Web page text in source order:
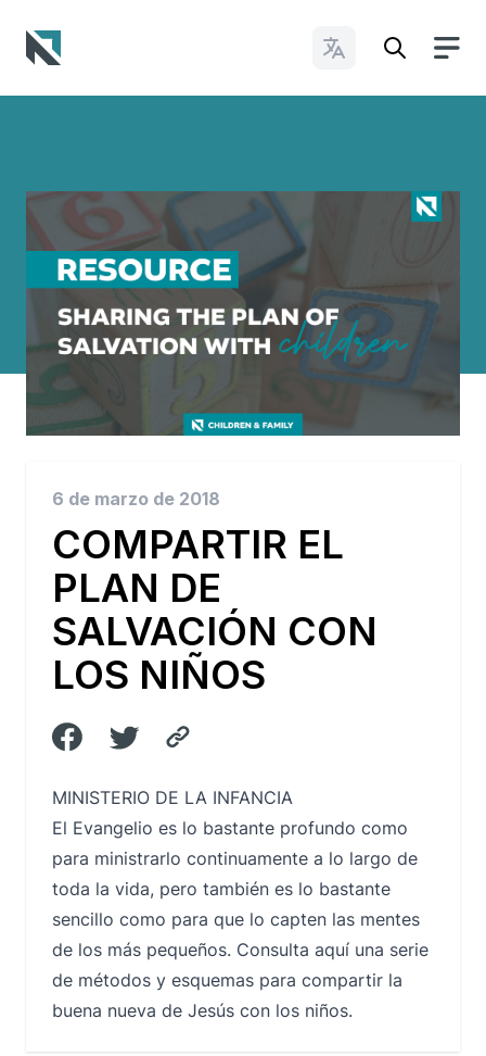
Cambiar idioma
6 de marzo de 2018
COMPARTIR EL
PLAN DE
SALVACIÓN CON
LOS NIÑOS
MINISTERIO DE LA INFANCIA
El Evangelio es lo bastante profundo como
para ministrarlo continuamente a lo largo de
toda la vida, pero también es lo bastante
sencillo como para que lo capten las mentes
de los más pequeños. Consulta aquí una serie
de métodos y esquemas para compartir la
buena nueva de Jesús con los niños.